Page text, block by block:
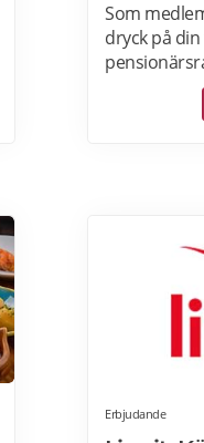
Som
dryck på
Erbjudande